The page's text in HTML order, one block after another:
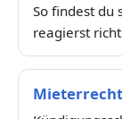
So findest du
reagierst